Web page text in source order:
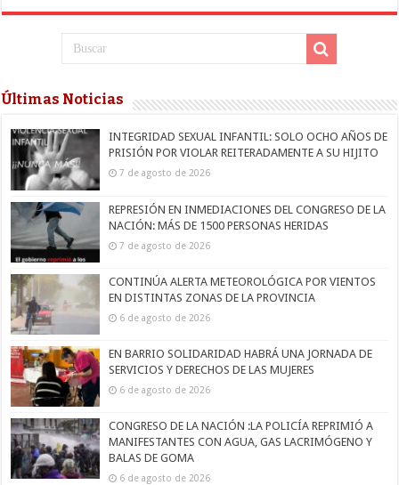
Últimas Noticias
INTEGRIDAD SEXUAL INFANTIL: SOLO OCHO AÑOS DE
PRISIÓN POR VIOLAR REITERADAMENTE A SU HIJITO
7 de agosto de 2026
REPRESIÓN EN INMEDIACIONES DEL CONGRESO DE LA
NACIÓN: MÁS DE 1500 PERSONAS HERIDAS
7 de agosto de 2026
CONTINÚA ALERTA METEOROLÓGICA POR VIENTOS
EN DISTINTAS ZONAS DE LA PROVINCIA
6 de agosto de 2026
EN BARRIO SOLIDARIDAD HABRÁ UNA JORNADA DE
SERVICIOS Y DERECHOS DE LAS MUJERES
6 de agosto de 2026
CONGRESO DE LA NACIÓN :LA POLICÍA REPRIMIÓ A
MANIFESTANTES CON AGUA, GAS LACRIMÓGENO Y
BALAS DE GOMA
6 de agosto de 2026